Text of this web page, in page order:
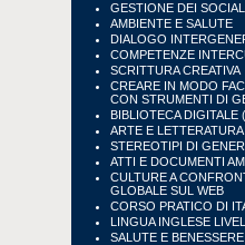
GESTIONE DEI
AMBIENTE E SALUTE
DIALOGO
COMPETENZE
SCRITTURA CREATIVA
CREARE IN MODO
CON STRUMENTI DI
BIBLIOTECA DIGITALE
ARTE E LETTERATURA
STEREOTIPI DI
ATTI E DOCUMENTI
CULTURE A
GLOBALE SUL WEB
CORSO PRATICO DI
LINGUA INGLESE
SALUTE E